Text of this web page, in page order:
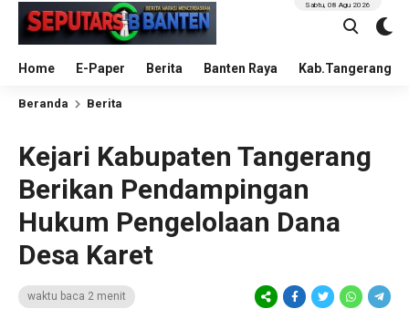
Home E-Paper Berita Banten Raya Kab.Tangerang
Sabtu, 08 Agu 2026
Beranda Berita
Kejari Kabupaten Tangerang
Berikan Pendampingan
Hukum Pengelolaan Dana
Desa Karet
waktu baca 2 menit